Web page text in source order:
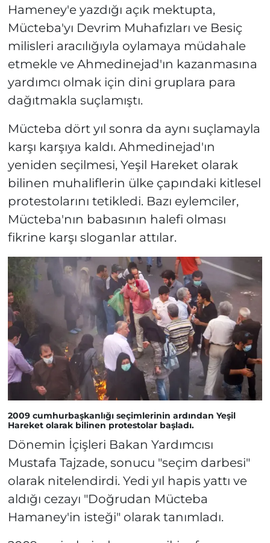
Hameney'e yazdığı açık mektupta,
Mücteba'yı Devrim Muhafızları ve Besiç
milisleri aracılığıyla oylamaya müdahale
etmekle ve Ahmedinejad'ın kazanmasına
yardımcı olmak için dini gruplara para
dağıtmakla suçlamıştı.
Mücteba dört yıl sonra da aynı suçlamayla
karşı karşıya kaldı. Ahmedinejad'ın
yeniden seçilmesi, Yeşil Hareket olarak
bilinen muhaliflerin ülke çapındaki kitlesel
protestolarını tetikledi. Bazı eylemciler,
Mücteba'nın babasının halefi olması
fikrine karşı sloganlar attılar.
2009 cumhurbaşkanlığı seçimlerinin ardından Yeşil
Hareket olarak bilinen protestolar başladı.
Dönemin İçişleri Bakan Yardımcısı
Mustafa Tajzade, sonucu "seçim darbesi"
olarak nitelendirdi. Yedi yıl hapis yattı ve
aldığı cezayı "Doğrudan Mücteba
Hamaney'in isteği" olarak tanımladı.